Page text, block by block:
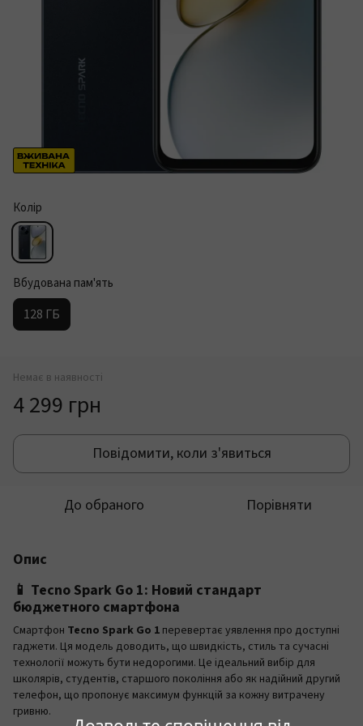
Колір
Вбудована пам'ять
128 ГБ
Немає в наявності
4 299 грн
Повідомити, коли з'явиться
До обраного Порівняти
Опис
📱 Tecno Spark Go 1: Новий стандарт
бюджетного смартфона
Смартфон Tecno Spark Go 1 перевертає уявлення про доступні
гаджети. Ця модель доводить, що швидкість, стиль та сучасні
технології можуть бути недорогими. Це ідеальний вибір для
школярів, студентів, старшого покоління або як надійний другий
телефон, що пропонує максимум функцій за кожну витрачену
гривню.